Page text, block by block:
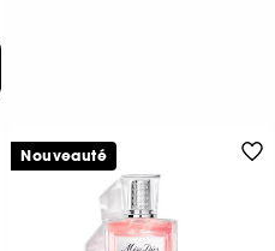
Nouveauté